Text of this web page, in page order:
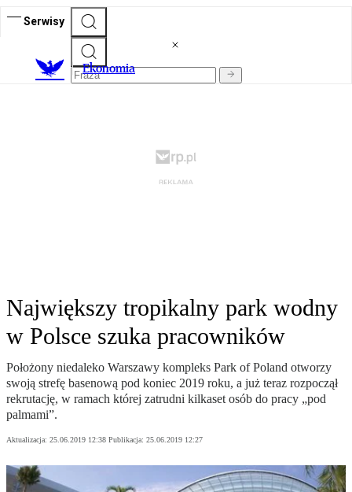
Serwisy
Ekonomia
Największy tropikalny park wodny
w Polsce szuka pracowników
Położony niedaleko Warszawy kompleks Park of Poland otworzy
swoją strefę basenową pod koniec 2019 roku, a już teraz rozpoczął
rekrutację, w ramach której zatrudni kilkaset osób do pracy „pod
palmami”.
Aktualizacja: 25.06.2019 12:38 Publikacja: 25.06.2019 12:27